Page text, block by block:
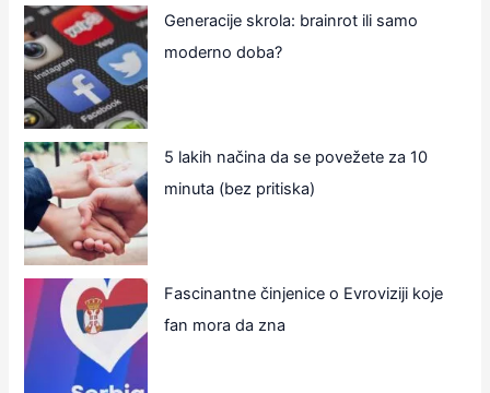
Generacije skrola: brainrot ili samo
moderno doba?
5 lakih načina da se povežete za 10
minuta (bez pritiska)
Fascinantne činjenice o Evroviziji koje
fan mora da zna